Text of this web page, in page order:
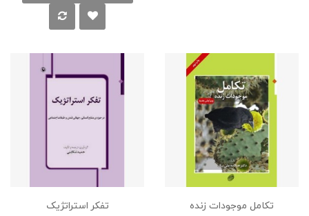
تکامل موجودات زنده تفکر استراتژیک